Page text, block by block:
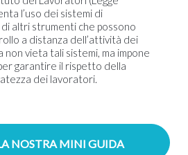
l’uso dei sistemi di
altri strumenti che possono
a distanza dell’attività dei
non vieta tali sistemi, ma impone
garantire il rispetto della
dei lavoratori.
NOSTRA MINI GUIDA